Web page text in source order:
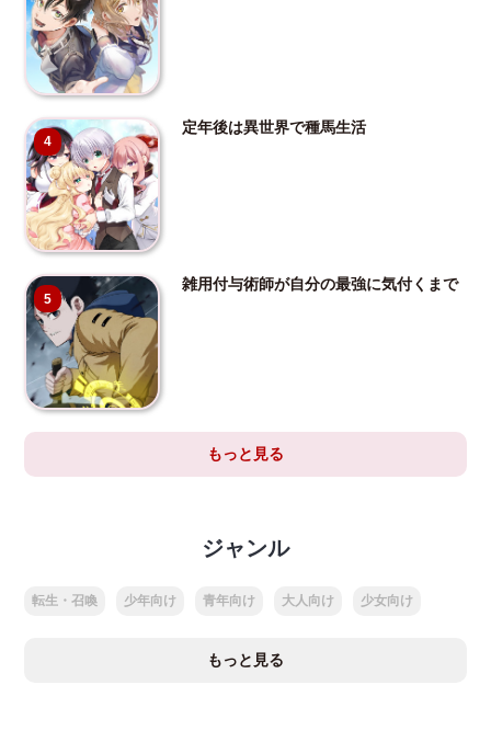
4
定年後は異世界で種馬生活
5
雑用付与術師が自分の最強に気付くまで
もっと見る
ジャンル
転生・召喚 少年向け 青年向け 大人向け 少女向け
もっと見る